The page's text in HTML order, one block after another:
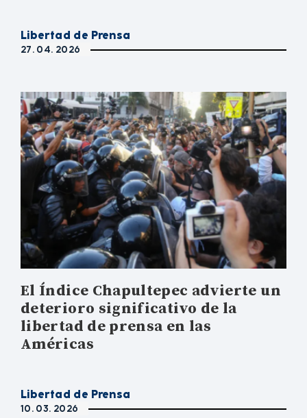
Libertad de Prensa
27. 04. 2026
El Índice Chapultepec advierte un
deterioro significativo de la
libertad de prensa en las
Américas
Libertad de Prensa
10. 03. 2026